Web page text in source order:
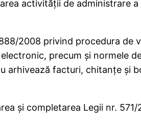
activităţii de administrare
2008 privind procedura de
precum şi normele
arhivează facturi, chitanţe şi
şi completarea Legii nr.